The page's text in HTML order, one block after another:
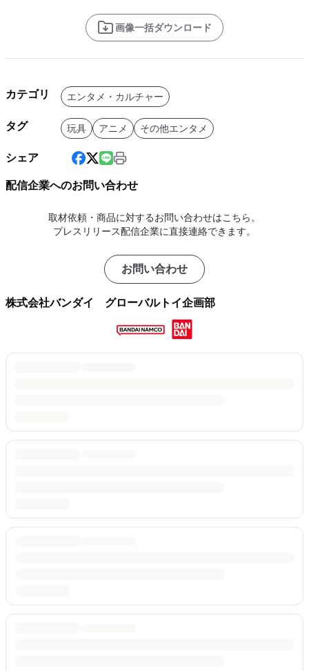
画像一括ダウンロード
カテゴリ エンタメ・カルチャー
タグ 玩具 アニメ その他エンタメ
シェア
配信企業へのお問い合わせ
取材依頼・商品に対するお問い合わせはこちら。
プレスリリース配信企業に直接連絡できます。
お問い合わせ
株式会社バンダイ グローバルトイ企画部